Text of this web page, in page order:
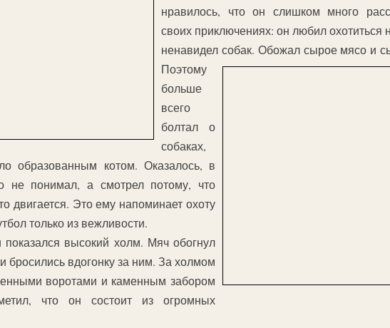
нравилось, что он слишком много
своих приключениях: он любил
ненавидел собак. Обожал сырое мясо и
Поэтому
больше
всего
болтал о
собаках,
котом. Оказалось, в
не понимал, а смотрел потому, что
двигается. Это ему напоминает охоту
только из вежливости.
высокий холм. Мяч обогнул
бросились вдогонку за ним. За холмом
воротами и каменным забором
что он состоит из огромных